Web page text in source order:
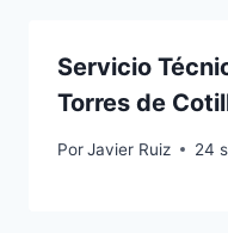
Servicio
Torres de
PorJavier Ruiz 24